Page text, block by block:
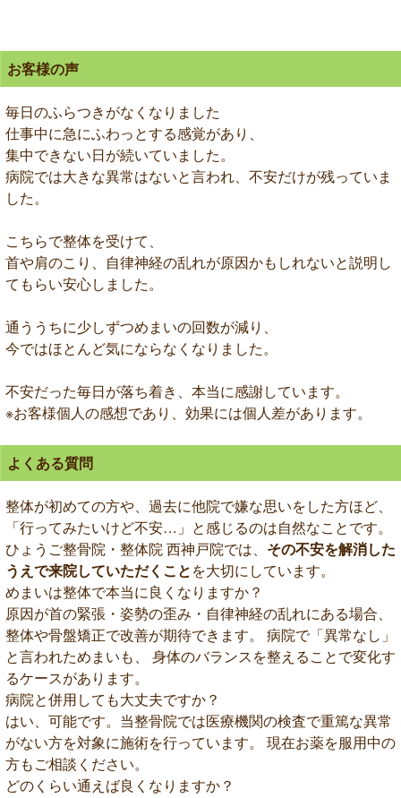
お客様の声
毎日のふらつきがなくなりました
仕事中に急にふわっとする感覚があり、
集中できない日が続いていました。
病院では大きな異常はないと言われ、不安だけが残っていま
した。
こちらで整体を受けて、
首や肩のこり、自律神経の乱れが原因かもしれないと説明し
てもらい安心しました。
通ううちに少しずつめまいの回数が減り、
今ではほとんど気にならなくなりました。
不安だった毎日が落ち着き、本当に感謝しています。
※お客様個人の感想であり、効果には個人差があります。
よくある質問
整体が初めての方や、過去に他院で嫌な思いをした方ほど、
「行ってみたいけど不安…」と感じるのは自然なことです。
ひょうご整骨院・整体院 西神戸院では、 その不安を解消した
うえで来院していただくことを大切にしています。
めまいは整体で本当に良くなりますか？
原因が首の緊張・姿勢の歪み・自律神経の乱れにある場合、
整体や骨盤矯正で改善が期待できます。 病院で「異常なし」
と言われためまいも、 身体のバランスを整えることで変化す
るケースがあります。
病院と併用しても大丈夫ですか？
はい、可能です。当整骨院では医療機関の検査で重篤な異常
がない方を対象に施術を行っています。 現在お薬を服用中の
方もご相談ください。
どのくらい通えば良くなりますか？